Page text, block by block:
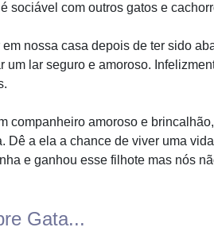
sociável com outros gatos e
nossa casa depois de ter sido
um lar seguro e amoroso.
companheiro amoroso e
Dê a ela a chance de viver uma
e ganhou esse filhote mas nós
Gata...